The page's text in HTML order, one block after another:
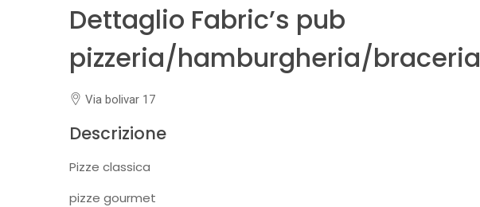
Dettaglio Fabric’s pub
pizzeria/hamburgheria/braceria
Via bolivar 17
Descrizione
Pizze classica
pizze gourmet